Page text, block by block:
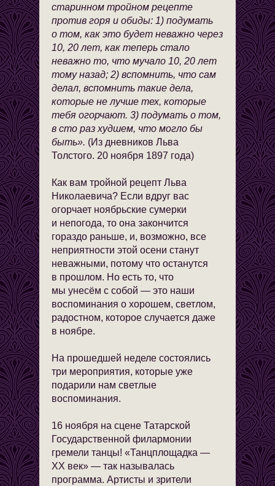
старинном тройном рецепте
против горя и обиды: 1) подумать
о том, как это будет неважно через
10, 20 лет, как теперь стало
неважно то, что мучало 10, 20 лет
тому назад; 2) вспомнить, что сам
делал, вспомнить такие дела,
которые не лучше тех, которые
тебя огорчают. 3) подумать о том,
в сто раз худшем, что могло бы
быть». (Из дневников Льва
Толстого. 20 ноября 1897 года)
Как вам тройной рецепт Льва
Николаевича? Если вдруг вас
огорчает ноябрьские сумерки
и непогода, то она закончится
гораздо раньше, и, возможно, все
неприятности этой осени станут
неважными, потому что останутся
в прошлом. Но есть то, что
мы унесём с собой — это наши
воспоминания о хорошем, светлом,
радостном, которое случается даже
в ноябре.
На прошедшей неделе состоялись
три мероприятия, которые уже
подарили нам светлые
воспоминания.
16 ноября на сцене Татарской
Государственной филармонии
гремели танцы! «Танцплощадка —
XX век» — так называлась
программа. Артисты и зрители